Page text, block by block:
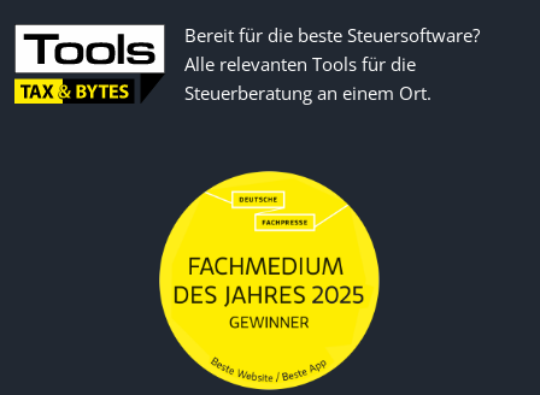
Bereit für die beste Steuersoftware?
Alle relevanten Tools für die
Steuerberatung an einem Ort.